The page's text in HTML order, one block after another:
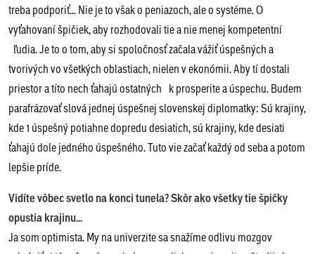
treba podporiť... Nie je to však o peniazoch, ale o systéme. O
vyťahovaní špičiek, aby rozhodovali tie a nie menej kompetentní
ľudia. Je to o tom, aby si spoločnosť začala vážiť úspešných a
tvorivých vo všetkých oblastiach, nielen v ekonómii. Aby tí dostali
priestor a títo nech ťahajú ostatných k prosperite a úspechu. Budem
parafrázovať slová jednej úspešnej slovenskej diplomatky: Sú krajiny,
kde 1 úspešný potiahne dopredu desiatich, sú krajiny, kde desiati
ťahajú dole jedného úspešného. Tuto vie začať každý od seba a potom
lepšie príde.
Vidíte vôbec svetlo na konci tunela? Skôr ako všetky tie špičky
opustia krajinu...
Ja som optimista. My na univerzite sa snažíme odlivu mozgov